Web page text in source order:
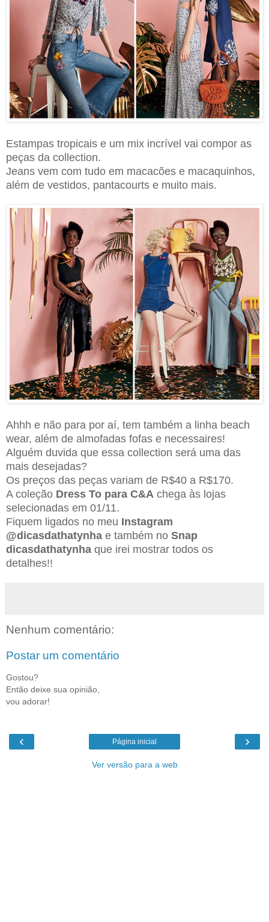
Estampas tropicais e um mix incrível vai compor as
peças da collection.
Jeans vem com tudo em macacões e macaquinhos,
além de vestidos, pantacourts e muito mais.
Ahhh e não para por aí, tem também a linha beach
wear, além de almofadas fofas e necessaires!
Alguém duvida que essa collection será uma das
mais desejadas?
Os preços das peças variam de R$40 a R$170.
A coleção Dress To para C&A chega às lojas
selecionadas em 01/11.
Fiquem ligados no meu Instagram
@dicasdathatynha e também no Snap
dicasdathatynha que irei mostrar todos os
detalhes!!
Nenhum comentário:
Postar um comentário
Gostou?
Então deixe sua opinião,
vou adorar!
‹ ›
Página inicial
Ver versão para a web